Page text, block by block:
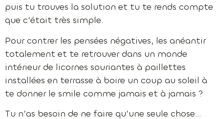
puis tu trouves la solution et tu te rends compte
que c’était très simple.
Pour contrer les pensées négatives, les anéantir
totalement et te retrouver dans un monde
intérieur de licornes souriantes à paillettes
installées en terrasse à boire un coup au soleil à
te donner le smile comme jamais et à jamais ?
Tu n’as besoin de ne faire qu’une seule chose…